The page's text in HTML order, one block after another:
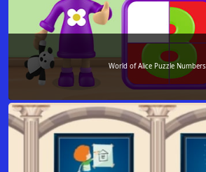
World of Alice Puzzle Numbers